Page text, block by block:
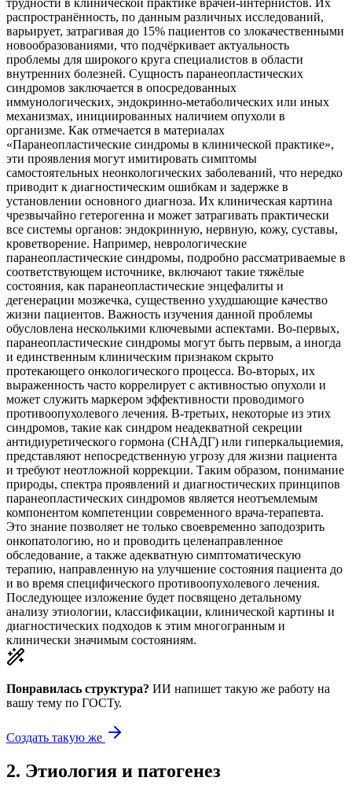
распространённость, по данным различных исследований,
варьирует, затрагивая до 15% пациентов со злокачественными
новообразованиями, что подчёркивает актуальность
проблемы для широкого круга специалистов в области
внутренних болезней. Сущность паранеопластических
синдромов заключается в опосредованных
иммунологических, эндокринно-метаболических или иных
механизмах, инициированных наличием опухоли в
организме. Как отмечается в материалах
«Паранеопластические синдромы в клинической практике»,
эти проявления могут имитировать симптомы
самостоятельных неонкологических заболеваний, что нередко
приводит к диагностическим ошибкам и задержке в
установлении основного диагноза. Их клиническая картина
чрезвычайно гетерогенна и может затрагивать практически
все системы органов: эндокринную, нервную, кожу, суставы,
кроветворение. Например, неврологические
паранеопластические синдромы, подробно рассматриваемые в
соответствующем источнике, включают такие тяжёлые
состояния, как паранеопластические энцефалиты и
дегенерации мозжечка, существенно ухудшающие качество
жизни пациентов. Важность изучения данной проблемы
обусловлена несколькими ключевыми аспектами. Во-первых,
паранеопластические синдромы могут быть первым, а иногда
и единственным клиническим признаком скрыто
протекающего онкологического процесса. Во-вторых, их
выраженность часто коррелирует с активностью опухоли и
может служить маркером эффективности проводимого
противоопухолевого лечения. В-третьих, некоторые из этих
синдромов, такие как синдром неадекватной секреции
антидиуретического гормона (СНАДГ) или гиперкальциемия,
представляют непосредственную угрозу для жизни пациента
и требуют неотложной коррекции. Таким образом, понимание
природы, спектра проявлений и диагностических принципов
паранеопластических синдромов является неотъемлемым
компонентом компетенции современного врача-терапевта.
Это знание позволяет не только своевременно заподозрить
онкопатологию, но и проводить целенаправленное
обследование, а также адекватную симптоматическую
терапию, направленную на улучшение состояния пациента до
и во время специфического противоопухолевого лечения.
Последующее изложение будет посвящено детальному
анализу этиологии, классификации, клинической картины и
диагностических подходов к этим многогранным и
клинически значимым состояниям.
Понравилась структура? ИИ напишет такую же работу на
вашу тему по ГОСТу.
Создать такую же
2. Этиология и патогенез